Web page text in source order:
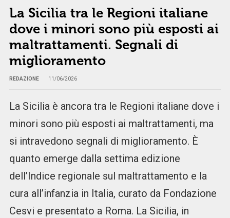
La Sicilia tra le Regioni italiane
dove i minori sono più esposti ai
maltrattamenti. Segnali di
miglioramento
REDAZIONE 11/06/2026
La Sicilia è ancora tra le Regioni italiane dove i
minori sono più esposti ai maltrattamenti, ma
si intravedono segnali di miglioramento. È
quanto emerge dalla settima edizione
dell’Indice regionale sul maltrattamento e la
cura all’infanzia in Italia, curato da Fondazione
Cesvi e presentato a Roma. La Sicilia, in